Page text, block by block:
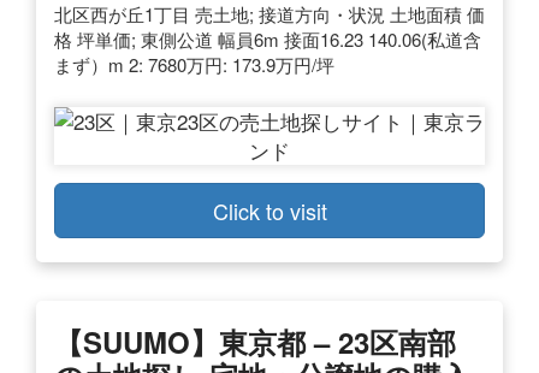
北区西が丘1丁目 売土地; 接道方向・状況 土地面積 価
格 坪単価; 東側公道 幅員6m 接面16.23 140.06(私道含
まず）m 2: 7680万円: 173.9万円/坪
Click to visit
【SUUMO】東京都 – 23区南部